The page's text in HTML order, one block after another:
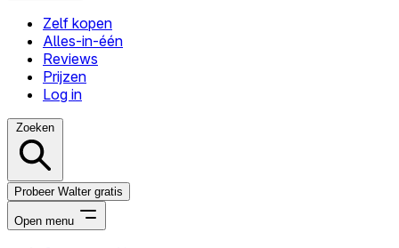
Zelf kopen
Alles-in-één
Reviews
Prijzen
Log in
Zoeken
Probeer Walter gratis
Open menu